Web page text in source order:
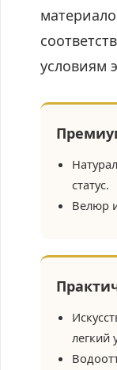
условиям
статус.
Велюр
легкий